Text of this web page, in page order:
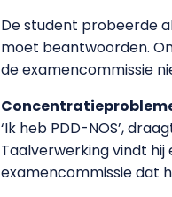
De student probeerde
moet beantwoorden.
de examencommissie
‘Ik heb PDD-NOS’,
Taalverwerking vindt
examencommissie dat